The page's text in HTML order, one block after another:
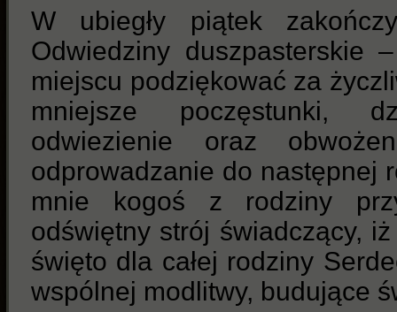
W ubiegły piątek
Odwiedziny duszpasterskie
miejscu podziękować za
mniejsze poczęstunki,
odwiezienie oraz
odprowadzanie do następnej
mnie kogoś z rodziny
odświętny strój świadczący,
święto dla całej rodziny
wspólnej modlitwy, budujące